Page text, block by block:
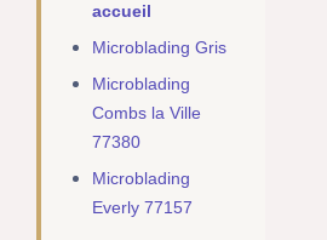
accueil
Microblading Gris
Microblading
Combs la Ville
77380
Microblading
Everly 77157